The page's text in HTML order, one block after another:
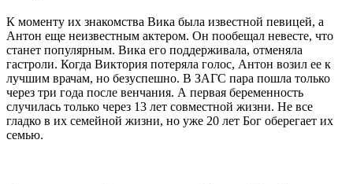
К моменту их знакомства Вика была известной певицей, а
Антон еще неизвестным актером. Он пообещал невесте, что
станет популярным. Вика его поддерживала, отменяла
гастроли. Когда Виктория потеряла голос, Антон возил ее к
лучшим врачам, но безуспешно. В ЗАГС пара пошла только
через три года после венчания. А первая беременность
случилась только через 13 лет совместной жизни. Не все
гладко в их семейной жизни, но уже 20 лет Бог оберегает их
семью.